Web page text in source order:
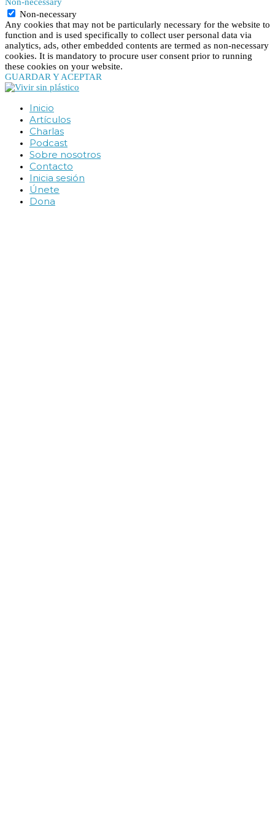
Non-necessary
Any cookies that may not be particularly necessary for the website to
function and is used specifically to collect user personal data via
analytics, ads, other embedded contents are termed as non-necessary
cookies. It is mandatory to procure user consent prior to running
these cookies on your website.
GUARDAR Y ACEPTAR
Inicio
Artículos
Charlas
Podcast
Sobre nosotros
Contacto
Inicia sesión
Únete
Dona